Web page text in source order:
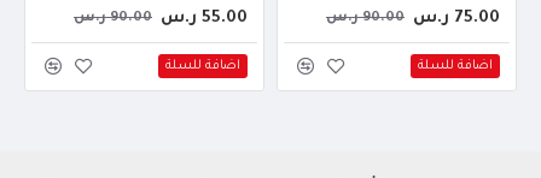
75.00 ر.س 90.00 ر.س
اضافة للسلة
55.00 ر.س 90.00 ر.س
اضافة للسلة